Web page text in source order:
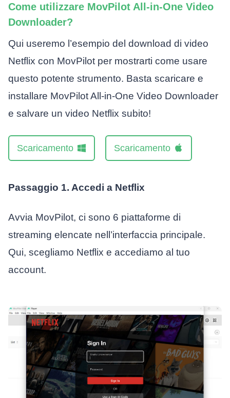
Come utilizzare MovPilot All-in-One Video
Downloader?
Qui useremo l’esempio del download di video
Netflix con MovPilot per mostrarti come usare
questo potente strumento. Basta scaricare e
installare MovPilot All-in-One Video Downloader
e salvare un video Netflix subito!
Scaricamento Scaricamento
Passaggio 1. Accedi a Netflix
Avvia MovPilot, ci sono 6 piattaforme di
streaming elencate nell’interfaccia principale.
Qui, scegliamo Netflix e accediamo al tuo
account.